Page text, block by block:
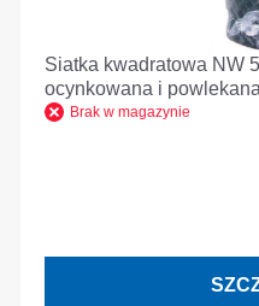
Siatka kwadratowa NW
ocynkowana i
Brak w magazynie